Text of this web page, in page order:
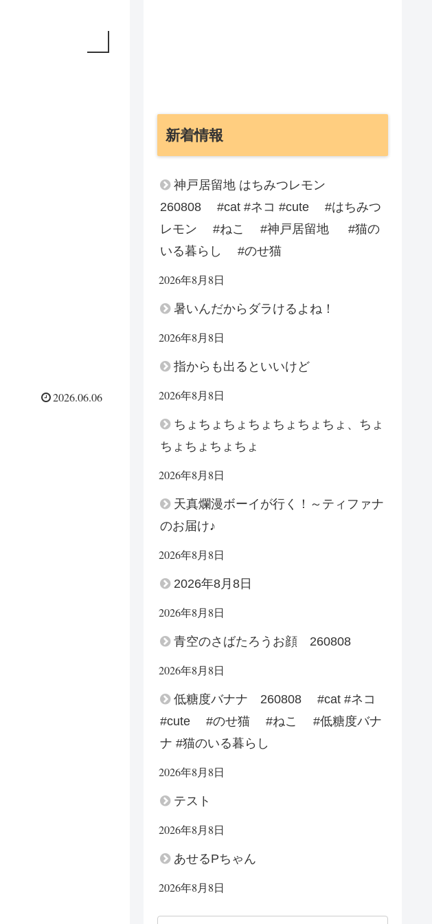
2026.06.06
新着情報
神戸居留地 はちみつレモン
260808 #cat #ネコ #cute #はちみつ
レモン #ねこ #神戸居留地 #猫の
いる暮らし #のせ猫
2026年8月8日
暑いんだからダラけるよね！
2026年8月8日
指からも出るといいけど
2026年8月8日
ちょちょちょちょちょちょちょ、ちょ
ちょちょちょちょ
2026年8月8日
天真爛漫ボーイが行く！～ティファナ
のお届け♪
2026年8月8日
2026年8月8日
2026年8月8日
青空のさばたろうお顔 260808
2026年8月8日
低糖度バナナ 260808 #cat #ネコ
#cute #のせ猫 #ねこ #低糖度バナ
ナ #猫のいる暮らし
2026年8月8日
テスト
2026年8月8日
あせるPちゃん
2026年8月8日